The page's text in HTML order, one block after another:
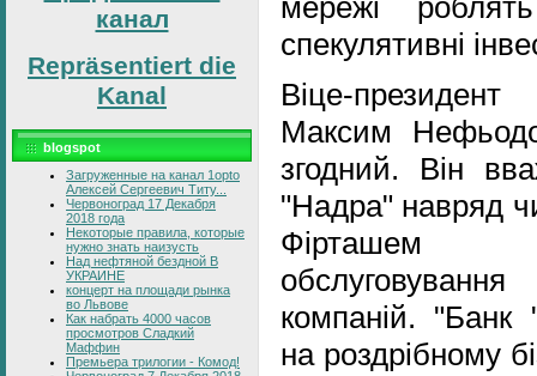
канал
Repräsentiert die
Kanal
blogspot
Загруженные на канал 1opto
Алексей Сергеевич Титу...
Червоноград 17 Декабря
2018 года
Некоторые правила, которые
нужно знать наизусть
Над нефтяной бездной В
УКРАИНЕ
концерт на площади рынка
во Львове
Как набрать 4000 часов
просмотров Сладкий
Маффин
Премьера трилогии - Комод!
мережі
спекулятивні
Віце-
Максим
згодний. Він
"Надра" навряд
Фірташем
компаній. "Банк
на роздрібному